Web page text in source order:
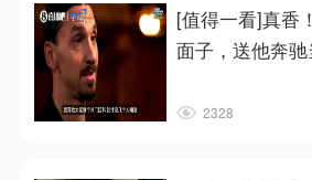
[值得一看]真香
面子，送他奔
2328